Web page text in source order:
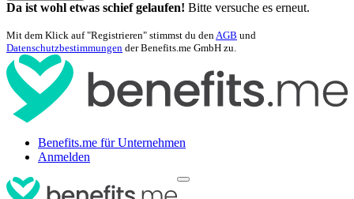
Da ist wohl etwas schief gelaufen! Bitte versuche es erneut.
Mit dem Klick auf "Registrieren" stimmst du denAGB und
Datenschutzbestimmungen der Benefits.me GmbH zu.
Benefits.me für Unternehmen
Anmelden